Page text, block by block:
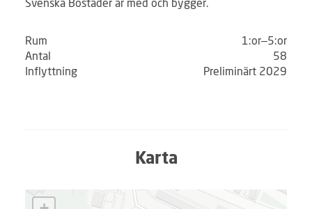
Rum
1:or–5:or
Antal
58
Inflyttning
Preliminärt 2029
Karta